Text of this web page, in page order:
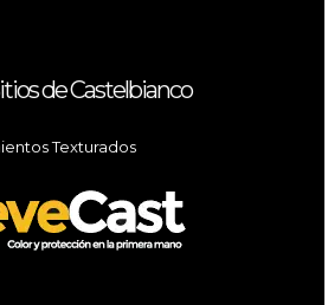
de Castelbianco
Texturados